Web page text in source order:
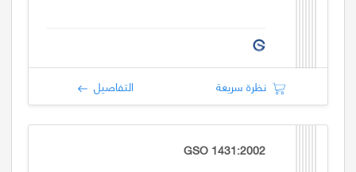
نظرة سريعة التفاصيل
GSO 1431:2002